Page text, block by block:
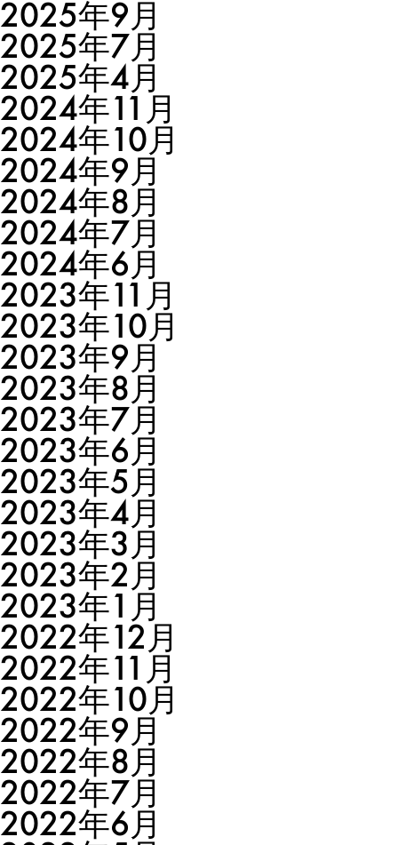
2025年9月
2025年7月
2025年4月
2024年11月
2024年10月
2024年9月
2024年8月
2024年7月
2024年6月
2023年11月
2023年10月
2023年9月
2023年8月
2023年7月
2023年6月
2023年5月
2023年4月
2023年3月
2023年2月
2023年1月
2022年12月
2022年11月
2022年10月
2022年9月
2022年8月
2022年7月
2022年6月